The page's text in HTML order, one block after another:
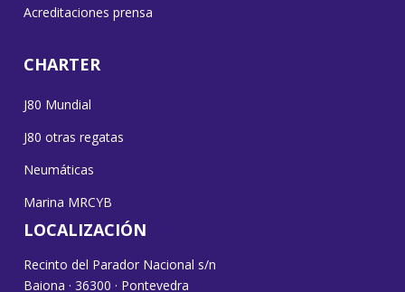
Acreditaciones prensa
CHARTER
J80 Mundial
J80 otras regatas
Neumáticas
Marina MRCYB
LOCALIZACIÓN
Recinto del Parador Nacional s/n
Baiona · 36300 · Pontevedra